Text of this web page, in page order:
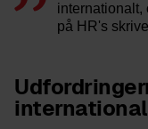
internationalt,
på HR's